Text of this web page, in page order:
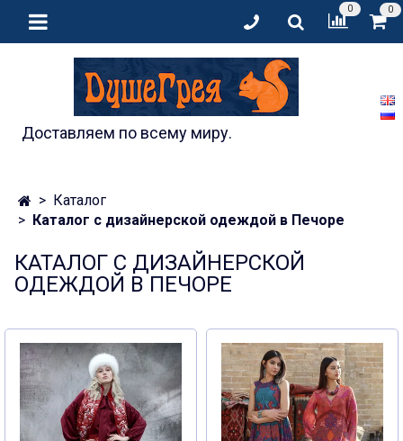
0 0
Доставляем по всему миру.
Каталог
Каталог с дизайнерской одеждой в Печоре
КАТАЛОГ С ДИЗАЙНЕРСКОЙ
ОДЕЖДОЙ В ПЕЧОРЕ